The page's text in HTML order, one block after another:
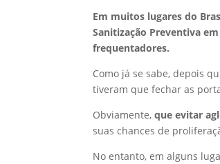
Em muitos lugares do
Sanitização Preventiva
frequentadores.
Como já se sabe, depois
tiveram que fechar as
Obviamente,que evitar
suas chances de
No entanto, em alguns